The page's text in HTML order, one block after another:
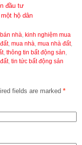
đầu tư
hộ dân
nhà, kinh nghiệm mua
, mua nhà, mua nhà đất,
, thông tin bất động sản,
, tin tức bất động sản
fields are marked *